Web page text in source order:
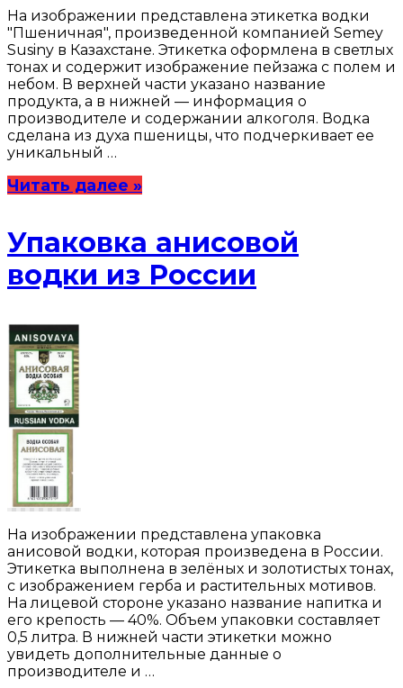
На изображении представлена этикетка водки
"Пшеничная", произведенной компанией Semey
Susiny в Казахстане. Этикетка оформлена в светлых
тонах и содержит изображение пейзажа с полем и
небом. В верхней части указано название
продукта, а в нижней — информация о
производителе и содержании алкоголя. Водка
сделана из духа пшеницы, что подчеркивает ее
уникальный …
Читать далее »
Упаковка анисовой
водки из России
На изображении представлена упаковка
анисовой водки, которая произведена в России.
Этикетка выполнена в зелёных и золотистых тонах,
с изображением герба и растительных мотивов.
На лицевой стороне указано название напитка и
его крепость — 40%. Объем упаковки составляет
0,5 литра. В нижней части этикетки можно
увидеть дополнительные данные о
производителе и …